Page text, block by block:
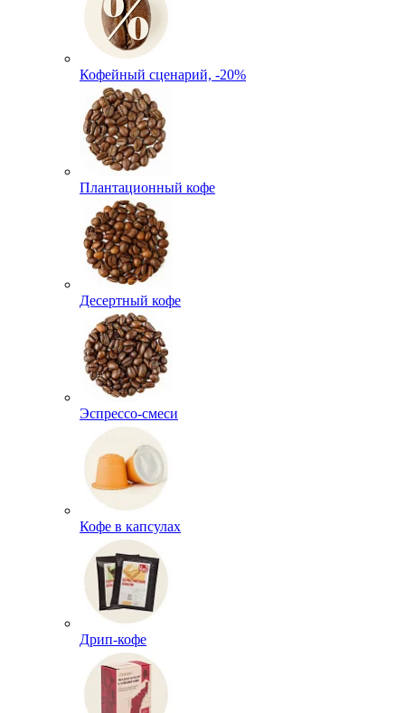
Кофейный сценарий, -20%
Плантационный кофе
Десертный кофе
Эспрессо-смеси
Кофе в капсулах
Дрип-кофе